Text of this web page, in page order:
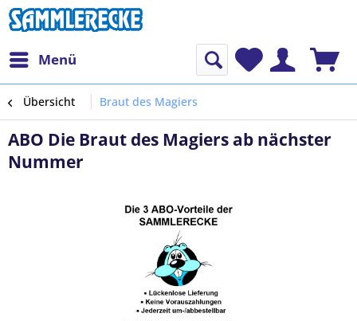
Menü
Übersicht Braut des Magiers
ABO Die Braut des Magiers ab nächster
Nummer